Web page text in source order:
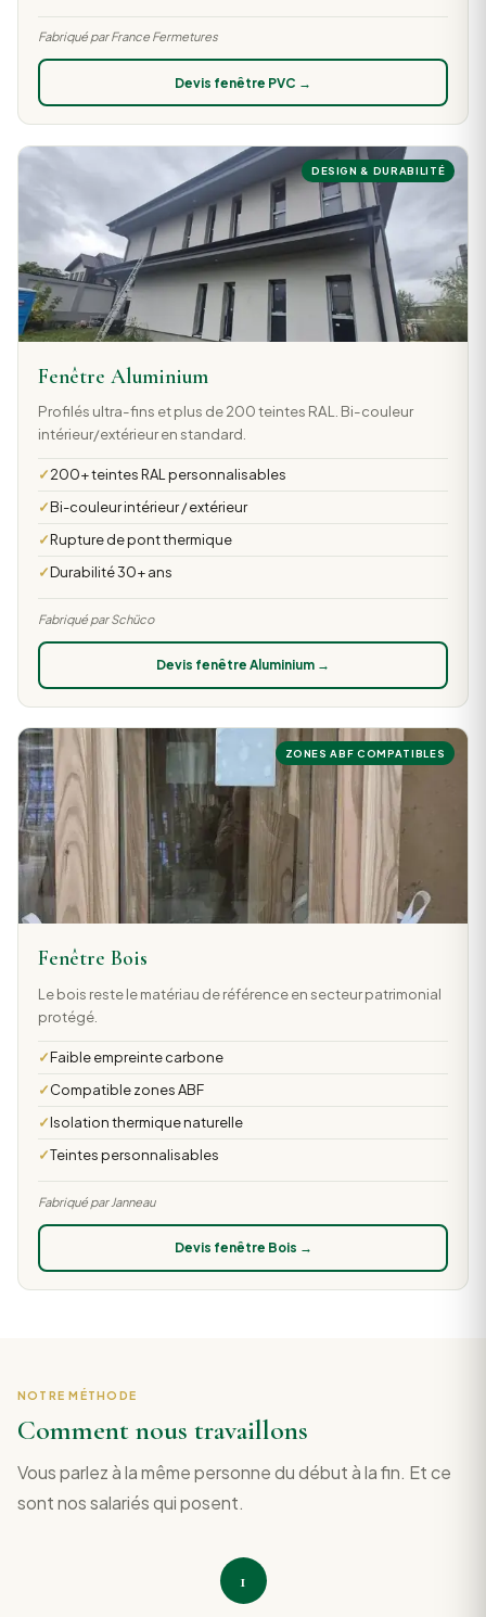
Fabriqué par France Fermetures
Devis fenêtre PVC →
DESIGN & DURABILITÉ
Fenêtre Aluminium
Profilés ultra-fins et plus de 200 teintes RAL. Bi-couleur
intérieur/extérieur en standard.
200+ teintes RAL personnalisables
Bi-couleur intérieur / extérieur
Rupture de pont thermique
Durabilité 30+ ans
Fabriqué par Schüco
Devis fenêtre Aluminium →
ZONES ABF COMPATIBLES
Fenêtre Bois
Le bois reste le matériau de référence en secteur patrimonial
protégé.
Faible empreinte carbone
Compatible zones ABF
Isolation thermique naturelle
Teintes personnalisables
Fabriqué par Janneau
Devis fenêtre Bois →
NOTRE MÉTHODE
Comment nous travaillons
Vous parlez à la même personne du début à la fin. Et ce
sont nos salariés qui posent.
1